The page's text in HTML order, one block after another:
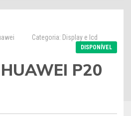
Categoria: Display e lcd
DISPONÍVEL
P20